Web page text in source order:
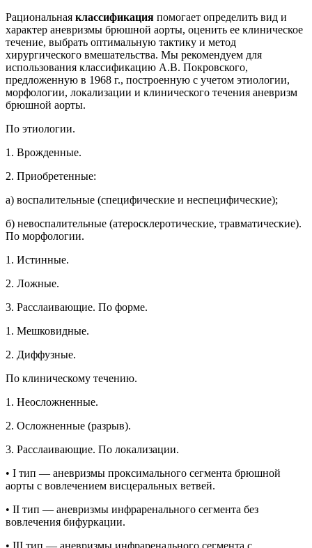
Рациональная классификация помогает определить вид и
характер аневризмы брюшной аорты, оценить ее клиническое
течение, выбрать оптимальную тактику и метод
хирургического вмешательства. Мы рекомендуем для
использования классификацию А.В. Покровского,
предложенную в 1968 г., построенную с учетом этиологии,
морфологии, локализации и клинического течения аневризм
брюшной аорты.
По этиологии.
1. Врожденные.
2. Приобретенные:
а) воспалительные (специфические и неспецифические);
б) невоспалительные (атеросклеротические, травматические).
По морфологии.
1. Истинные.
2. Ложные.
3. Расслаивающие. По форме.
1. Мешковидные.
2. Диффузные.
По клиническому течению.
1. Неосложненные.
2. Осложненные (разрыв).
3. Расслаивающие. По локализации.
• I тип — аневризмы проксимального сегмента брюшной
аорты с вовлечением висцеральных ветвей.
• II тип — аневризмы инфраренального сегмента без
вовлечения бифуркации.
• III тип — аневризмы инфраренального сегмента с